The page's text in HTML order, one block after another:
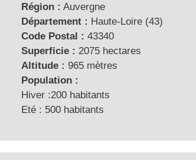
Région : Auvergne
Département : Haute-Loire (43)
Code Postal : 43340
Superficie : 2075 hectares
Altitude : 965 mètres
Population :
Hiver :200 habitants
Eté : 500 habitants